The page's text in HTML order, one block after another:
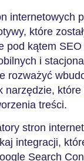
internetowych
które
pod kątem SEO
i
rozważyć
narzędzie,
treści.
stron
integracji,
Search